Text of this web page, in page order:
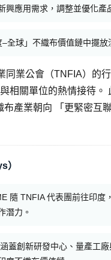
興應用需求，調整並優化產
全球」不織布價值鏈中擺放
同業公會（TNFIA）的
相關單位的熱情接待。
產業朝向 「更緊密互
）
隨 TNFIA 代表團前往印度
潛力。
蓋創新研發中心、量產工